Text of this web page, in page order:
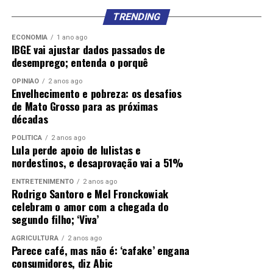
TRENDING
ECONOMIA 1 ano ago
IBGE vai ajustar dados passados de
desemprego; entenda o porquê
OPINIÃO 2 anos ago
Envelhecimento e pobreza: os desafios
de Mato Grosso para as próximas
décadas
POLÍTICA 2 anos ago
Lula perde apoio de lulistas e
nordestinos, e desaprovação vai a 51%
ENTRETENIMENTO 2 anos ago
Rodrigo Santoro e Mel Fronckowiak
celebram o amor com a chegada do
segundo filho; ‘Viva’
AGRICULTURA 2 anos ago
Parece café, mas não é: ‘cafake’ engana
consumidores, diz Abic